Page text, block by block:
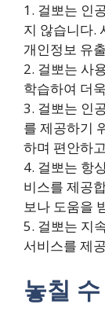
1. 걸뽀는 인
지 않습니다.
개인정보 유
2. 걸뽀는 사
학습하여 더
3. 걸뽀는 인
를 제공하기
하며 편안하
4. 걸뽀는 항
비스를 제공
보나 도움을
5. 걸뽀는 지
서비스를 제
놓칠